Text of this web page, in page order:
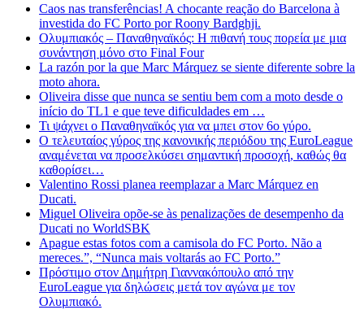
Caos nas transferências! A chocante reação do Barcelona à
investida do FC Porto por Roony Bardghji.
Ολυμπιακός – Παναθηναϊκός: Η πιθανή τους πορεία με μια
συνάντηση μόνο στο Final Four
La razón por la que Marc Márquez se siente diferente sobre la
moto ahora.
Oliveira disse que nunca se sentiu bem com a moto desde o
início do TL1 e que teve dificuldades em …
Τι ψάχνει ο Παναθηναϊκός για να μπει στον 6ο γύρο.
Ο τελευταίος γύρος της κανονικής περιόδου της EuroLeague
αναμένεται να προσελκύσει σημαντική προσοχή, καθώς θα
καθορίσει…
Valentino Rossi planea reemplazar a Marc Márquez en
Ducati.
Miguel Oliveira opõe-se às penalizações de desempenho da
Ducati no WorldSBK
Apague estas fotos com a camisola do FC Porto. Não a
mereces.”, “Nunca mais voltarás ao FC Porto.”
Πρόστιμο στον Δημήτρη Γιαννακόπουλο από την
EuroLeague για δηλώσεις μετά τον αγώνα με τον
Ολυμπιακό.